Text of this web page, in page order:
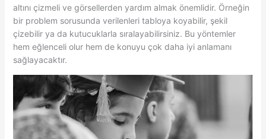
altını çizmeli ve görsellerden yardım almak önemlidir. Örneğin
bir problem sorusunda verilenleri tabloya koyabilir, şekil
çizebilir ya da kutucuklarla sıralayabilirsiniz. Bu yöntemler
hem eğlenceli olur hem de konuyu çok daha iyi anlamanı
sağlayacaktır.